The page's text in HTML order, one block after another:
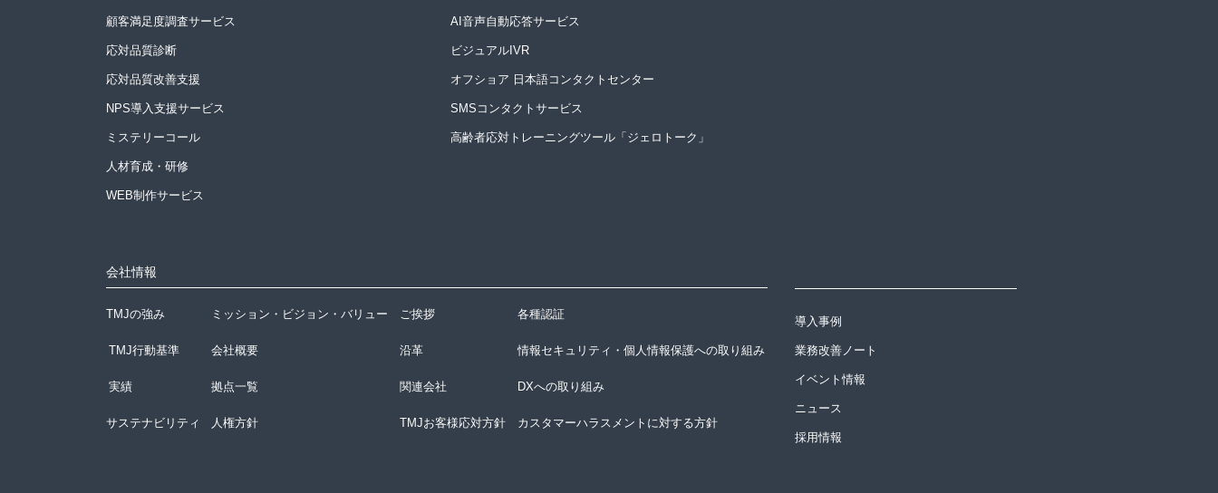
顧客満足度調査サービス
応対品質診断
応対品質改善支援
NPS導入支援サービス
ミステリーコール
人材育成・研修
WEB制作サービス
AI音声自動応答サービス
ビジュアルIVR
オフショア 日本語コンタクトセンター
SMSコンタクトサービス
高齢者応対トレーニングツール「ジェロトーク」
会社情報
TMJの強み ミッション・ビジョン・バリュー ご挨拶 各種認証
TMJ行動基準 会社概要 沿革 情報セキュリティ・個人情報保護への取り組み
実績 拠点一覧 関連会社 DXへの取り組み
サステナビリティ 人権方針 TMJお客様応対方針 カスタマーハラスメントに対する方針
導入事例
業務改善ノート
イベント情報
ニュース
採用情報